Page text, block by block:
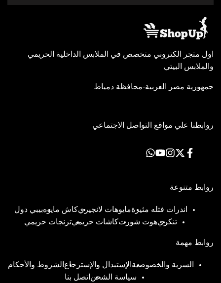
اول متجر الكتروني متخصص في الملابس الداخلية الحريمي
والملابس البيتي
جمهورية مصر العربية-محافظة دمياط
روابطنا علي مواقع التواصل الاجتماعي
فيسبوك
اكسانستاجرام
يوتيوبTranslation
روابط متنوعة
اندرات فتله مثيرةمايوهات لانجيريكاش مايوهبيبي دول
تنكريهوت شورتكاشات حريميترنجات حريمي
روابط مهمة
السرية والخصوصية الإستبدال والإسترجاع الشروط والأحكام
سياسة الشحن اتصل بنا